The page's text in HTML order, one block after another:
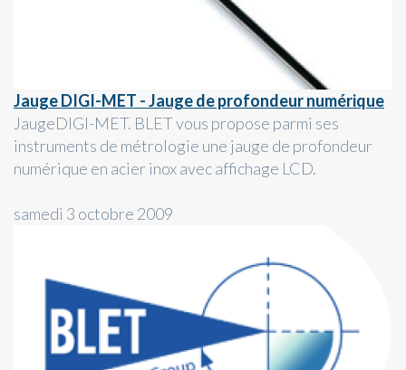
Jauge DIGI-MET - Jauge de profondeur numérique
JaugeDIGI-MET. BLET vous propose parmi ses
instruments de métrologie une jauge de profondeur
numérique en acier inox avec affichage LCD.
samedi 3 octobre 2009